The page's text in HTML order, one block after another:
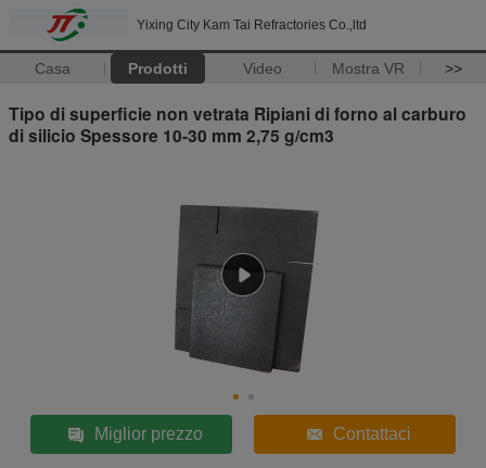
Yixing City Kam Tai Refractories Co.,ltd
Casa Prodotti Video Mostra VR >>
Tipo di superficie non vetrata Ripiani di forno al carburo
di silicio Spessore 10-30 mm 2,75 g/cm3
Miglior prezzo Contattaci